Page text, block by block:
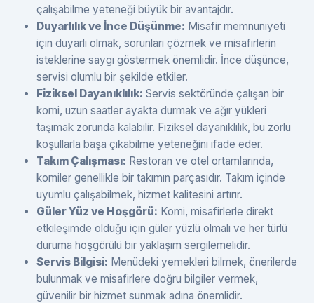
çalışabilme yeteneği büyük bir avantajdır.
Duyarlılık ve İnce Düşünme: Misafir memnuniyeti
için duyarlı olmak, sorunları çözmek ve misafirlerin
isteklerine saygı göstermek önemlidir. İnce düşünce,
servisi olumlu bir şekilde etkiler.
Fiziksel Dayanıklılık: Servis sektöründe çalışan bir
komi, uzun saatler ayakta durmak ve ağır yükleri
taşımak zorunda kalabilir. Fiziksel dayanıklılık, bu zorlu
koşullarla başa çıkabilme yeteneğini ifade eder.
Takım Çalışması: Restoran ve otel ortamlarında,
komiler genellikle bir takımın parçasıdır. Takım içinde
uyumlu çalışabilmek, hizmet kalitesini artırır.
Güler Yüz ve Hoşgörü: Komi, misafirlerle direkt
etkileşimde olduğu için güler yüzlü olmalı ve her türlü
duruma hoşgörülü bir yaklaşım sergilemelidir.
Servis Bilgisi: Menüdeki yemekleri bilmek, önerilerde
bulunmak ve misafirlere doğru bilgiler vermek,
güvenilir bir hizmet sunmak adına önemlidir.